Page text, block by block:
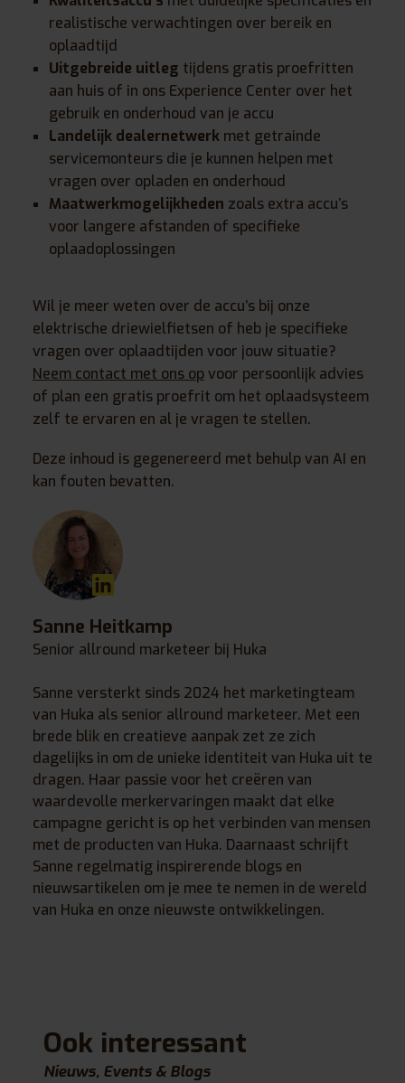
realistische verwachtingen over bereik en
oplaadtijd
Uitgebreide uitleg tijdens gratis proefritten
aan huis of in ons Experience Center over het
gebruik en onderhoud van je accu
Landelijk dealernetwerkmet getrainde
servicemonteurs die je kunnen helpen met
vragen over opladen en onderhoud
Maatwerkmogelijkheden zoals extra accu’s
voor langere afstanden of specifieke
oplaadoplossingen
Wil je meer weten over de accu’s bij onze
elektrische driewielfietsen of heb je specifieke
vragen over oplaadtijden voor jouw situatie?
Neem contact met ons opvoor persoonlijk advies
of plan een gratis proefrit om het oplaadsysteem
zelf te ervaren en al je vragen te stellen.
Deze inhoud is gegenereerd met behulp van AI en
kan fouten bevatten.
Sanne Heitkamp
Senior allround marketeer bij Huka
Sanne versterkt sinds 2024 het marketingteam
van Huka als senior allround marketeer. Met een
brede blik en creatieve aanpak zet ze zich
dagelijks in om de unieke identiteit van Huka uit te
dragen. Haar passie voor het creëren van
waardevolle merkervaringen maakt dat elke
campagne gericht is op het verbinden van mensen
met de producten van Huka. Daarnaast schrijft
Sanne regelmatig inspirerende blogs en
nieuwsartikelen om je mee te nemen in de wereld
van Huka en onze nieuwste ontwikkelingen.
Ook interessant
Nieuws, Events & Blogs